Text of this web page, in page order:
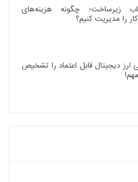
زیرساخت؛ چگونه هزینه‌های
را مدیریت کنیم؟
دیجیتال قابل اعتماد را تشخیص